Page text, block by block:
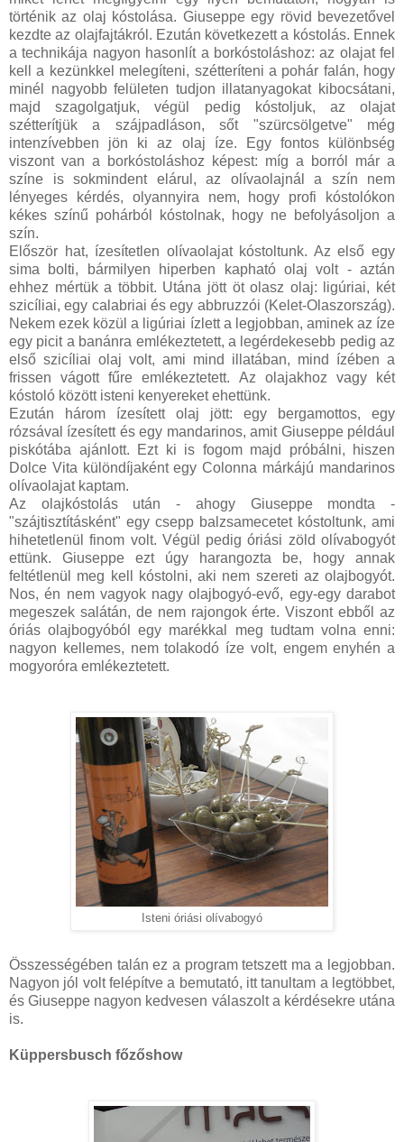
történik az olaj kóstolása. Giuseppe egy rövid bevezetővel
kezdte az olajfajtákról. Ezután következett a kóstolás. Ennek
a technikája nagyon hasonlít a borkóstoláshoz: az olajat fel
kell a kezünkkel melegíteni, szétteríteni a pohár falán, hogy
minél nagyobb felületen tudjon illatanyagokat kibocsátani,
majd szagolgatjuk, végül pedig kóstoljuk, az olajat
szétterítjük a szájpadláson, sőt "szürcsölgetve" még
intenzívebben jön ki az olaj íze. Egy fontos különbség
viszont van a borkóstoláshoz képest: míg a borról már a
színe is sokmindent elárul, az olívaolajnál a szín nem
lényeges kérdés, olyannyira nem, hogy profi kóstolókon
kékes színű pohárból kóstolnak, hogy ne befolyásoljon a
szín.
Először hat, ízesítetlen olívaolajat kóstoltunk. Az első egy
sima bolti, bármilyen hiperben kapható olaj volt - aztán
ehhez mértük a többit. Utána jött öt olasz olaj: ligúriai, két
szicíliai, egy calabriai és egy abbruzzói (Kelet-Olaszország).
Nekem ezek közül a ligúriai ízlett a legjobban, aminek az íze
egy picit a banánra emlékeztetett, a legérdekesebb pedig az
első szicíliai olaj volt, ami mind illatában, mind ízében a
frissen vágott fűre emlékeztetett. Az olajakhoz vagy két
kóstoló között isteni kenyereket ehettünk.
Ezután három ízesített olaj jött: egy bergamottos, egy
rózsával ízesített és egy mandarinos, amit Giuseppe például
piskótába ajánlott. Ezt ki is fogom majd próbálni, hiszen
Dolce Vita különdíjaként egy Colonna márkájú mandarinos
olívaolajat kaptam.
Az olajkóstolás után - ahogy Giuseppe mondta -
"szájtisztításként" egy csepp balzsamecetet kóstoltunk, ami
hihetetlenül finom volt. Végül pedig óriási zöld olívabogyót
ettünk. Giuseppe ezt úgy harangozta be, hogy annak
feltétlenül meg kell kóstolni, aki nem szereti az olajbogyót.
Nos, én nem vagyok nagy olajbogyó-evő, egy-egy darabot
megeszek salátán, de nem rajongok érte. Viszont ebből az
óriás olajbogyóból egy marékkal meg tudtam volna enni:
nagyon kellemes, nem tolakodó íze volt, engem enyhén a
mogyoróra emlékeztetett.
Isteni óriási olívabogyó
Összességében talán ez a program tetszett ma a legjobban.
Nagyon jól volt felépítve a bemutató, itt tanultam a legtöbbet,
és Giuseppe nagyon kedvesen válaszolt a kérdésekre utána
is.
Küppersbusch főzőshow